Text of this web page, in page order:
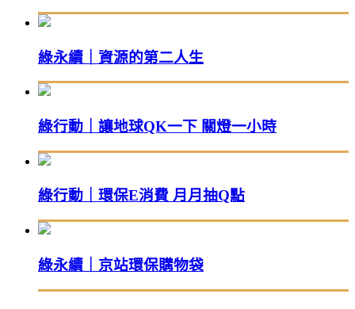
綠永續｜資源的第二人生
綠行動｜讓地球QK一下 關燈一小時
綠行動｜環保E消費 月月抽Q點
綠永續｜京站環保購物袋